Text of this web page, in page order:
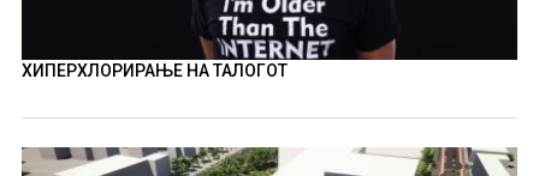
ХИПЕРХЛОРИРАЊЕ НА ТАЛОГОТ